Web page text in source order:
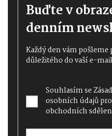
Buďte v
denním
Každý den vám
důležitého do vaší e-
Souhlasím se
osobních údajů
obchodních